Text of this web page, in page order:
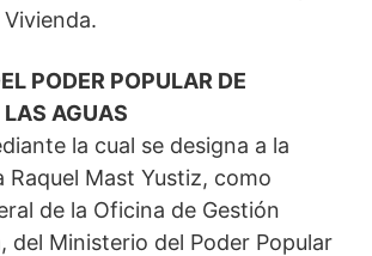
PODER POPULAR DE
LAS AGUAS
la cual se designa a la
Raquel Mast Yustiz, como
de la Oficina de Gestión
del Ministerio del Poder Popular